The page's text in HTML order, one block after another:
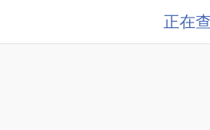
正在